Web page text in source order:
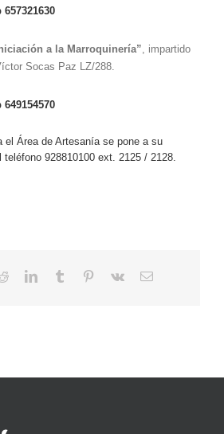
a la Marroquinería” , impartido
Socas Paz LZ/288.
el Área de Artesanía se pone a su
928810100 ext. 2125 / 2128.
RedditLinkedInTumblr Pinterest
Vk
Correo